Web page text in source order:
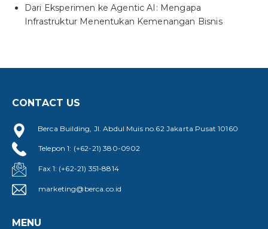
Dari Eksperimen ke Agentic AI: Mengapa
Infrastruktur Menentukan Kemenangan Bisnis
CONTACT US
Berca Building, Jl. Abdul Muis no.62 Jakarta Pusat 10160
Telepon 1: (+62-21) 380-0902
Fax 1: (+62-21) 351-8814
marketing@berca.co.id
MENU